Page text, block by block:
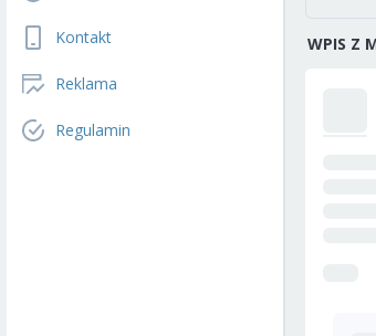
Kontakt
Reklama
Regulamin
WPIS Z